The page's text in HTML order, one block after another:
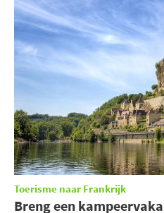
Toerisme naar Frankrijk
Breng een